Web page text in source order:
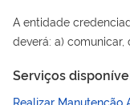
A entidade
deverá: a) comunicar, desde logo, à AC a que está
atos constitutivos,
II. violação, de que
Serviços
Realizar Manutenção